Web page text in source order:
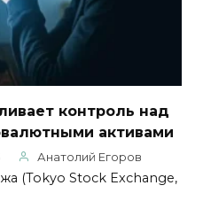
контроль над
активами
Анатолий Егоров
(Tokyo Stock Exchange,